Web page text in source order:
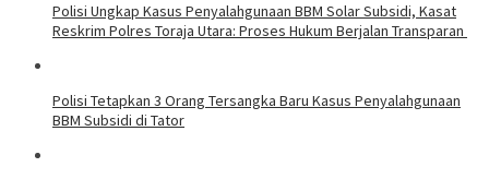
Polisi Ungkap Kasus Penyalahgunaan BBM Solar Subsidi, Kasat
Reskrim Polres Toraja Utara: Proses Hukum Berjalan Transparan
Polisi Tetapkan 3 Orang Tersangka Baru Kasus Penyalahgunaan
BBM Subsidi di Tator